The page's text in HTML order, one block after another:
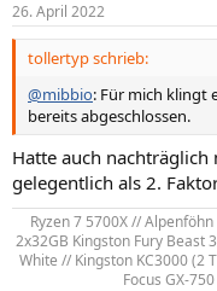
e
n
26. April 2022
tollertyp schrieb:
@mibbio: Für mich klingt
bereits abgeschlossen.
Hatte auch nachträglich
gelegentlich als 2.
Ryzen 7 5700X //
2x32GB Kingston Fury Beast
White // Kingston KC3000 (2
Focus GX-